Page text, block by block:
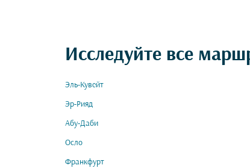
Исследуйте все
Эль-Кувейт
Эр-Рияд
Абу-Даби
Осло
Франкфурт